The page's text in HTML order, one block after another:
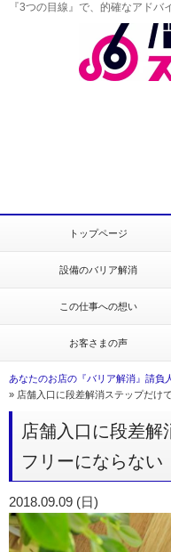
『3つの目線』で、的確なアドバ
トップページ
設備のバリア解消
この仕事への想い
お客さまの声
あなたのお店の『バリア解消』請負
» 店舗入口に段差解消ステップだけ
店舗入口に段差解
フリーにならない
2018.09.09 (日)